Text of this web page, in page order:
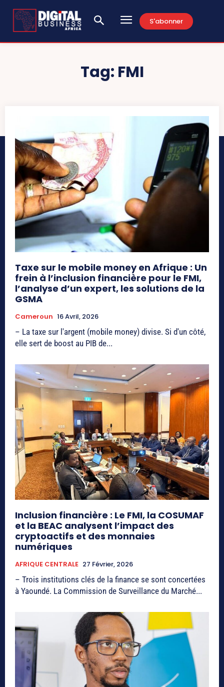
S'abonner
Tag: FMI
Taxe sur le mobile money en Afrique : Un
frein à l’inclusion financière pour le FMI,
l’analyse d’un expert, les solutions de la
GSMA
Cameroun 16 Avril, 2026
– La taxe sur l'argent (mobile money) divise. Si d'un côté,
elle sert de boost au PIB de...
Inclusion financière : Le FMI, la COSUMAF
et la BEAC analysent l’impact des
cryptoactifs et des monnaies
numériques
AFRIQUE CENTRALE 27 Février, 2026
– Trois institutions clés de la finance se sont concertées
à Yaoundé. La Commission de Surveillance du Marché...